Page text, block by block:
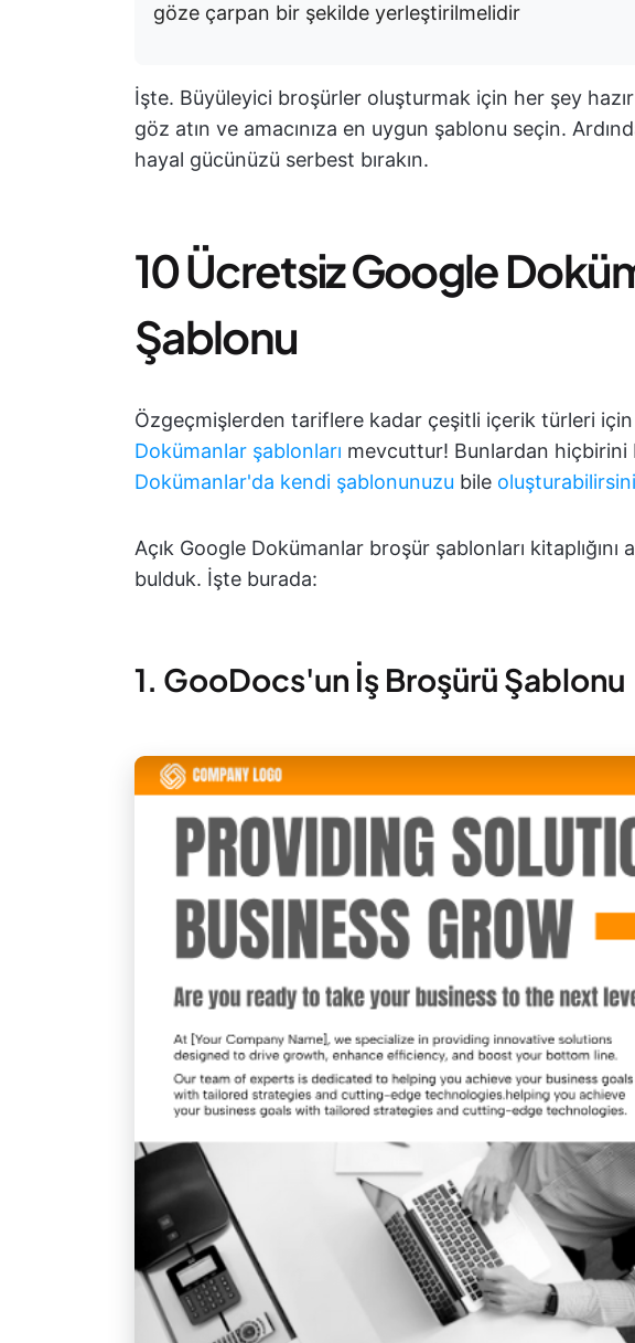
göze çarpan bir şekilde yerleştirilmelidir
İşte. Büyüleyici broşürler oluşturmak için her şey
göz atın ve amacınıza en uygun şablonu seçin.
hayal gücünüzü serbest bırakın.
10 Ücretsiz Google
Şablonu
Özgeçmişlerden tariflere kadar çeşitli içerik türleri için
Dokümanlar şablonları mevcuttur! Bunlardan hiçbirini
Dokümanlar'da kendi şablonunuzu bile
Açık Google Dokümanlar broşür şablonları kitaplığını
bulduk. İşte burada:
1. GooDocs'un İş Broşürü Şablonu